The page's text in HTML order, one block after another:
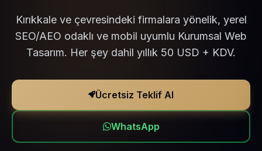
Kırıkkale ve çevresindeki firmalara yönelik, yerel
SEO/AEO odaklı ve mobil uyumlu Kurumsal Web
Tasarım. Her şey dahil yıllık 50 USD + KDV.
Ücretsiz Teklif Al
WhatsApp